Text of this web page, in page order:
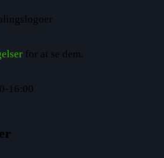
for at se dem.
16:00